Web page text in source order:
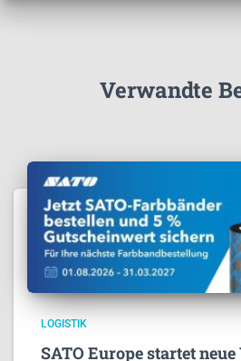
Verwandte
LOGISTIK
SATO Europe startet